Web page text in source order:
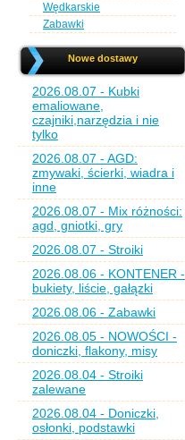
Wędkarskie
Zabawki
Nowe dostawy
2026.08.07 - Kubki
emaliowane,
czajniki,narzędzia i nie
tylko
2026.08.07 - AGD:
zmywaki, ścierki, wiadra i
inne
2026.08.07 - Mix różności:
agd, gniotki, gry
2026.08.07 - Stroiki
2026.08.06 - KONTENER -
bukiety, liście, gałązki
2026.08.06 - Zabawki
2026.08.05 - NOWOŚCI -
doniczki, flakony, misy
2026.08.04 - Stroiki
zalewane
2026.08.04 - Doniczki,
osłonki, podstawki